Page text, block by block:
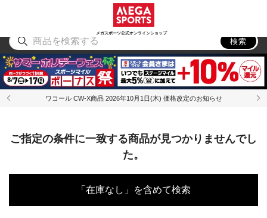
メガスポーツ公式オンラインショップ
アウトドア
検索
ワコール CW-X商品 2026年10月1日(木) 価格改定のお知らせ
ご指定の条件に一致する商品が見つかりませんでし
た。
「在庫なし」を含めて検索